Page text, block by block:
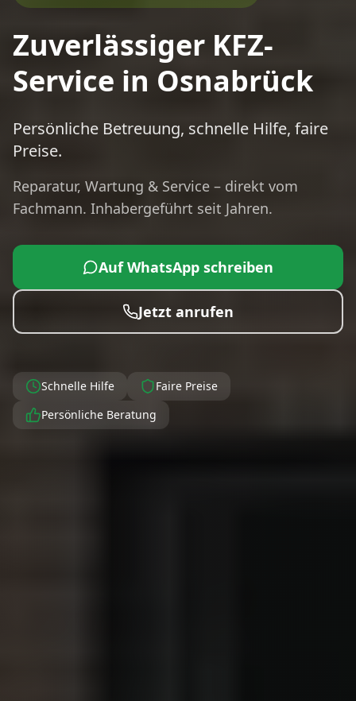
Zuverlässiger KFZ-
Service in Osnabrück
Persönliche Betreuung, schnelle Hilfe, faire
Preise.
Reparatur, Wartung & Service – direkt vom
Fachmann. Inhabergeführt seit Jahren.
Auf WhatsApp schreiben
Jetzt anrufen
Schnelle Hilfe
Faire Preise
Persönliche Beratung